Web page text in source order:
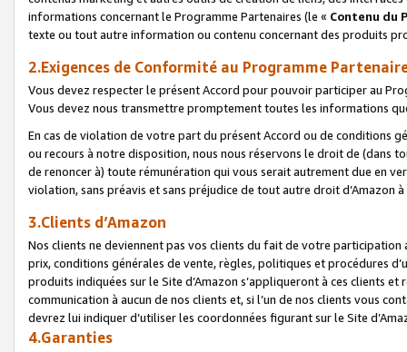
informations concernant le Programme Partenaires (le « Contenu du
texte ou tout autre information ou contenu concernant des produits
2.Exigences de Conformité au Programme
Vous devez respecter le présent Accord pour pouvoir participer au
Vous devez nous transmettre promptement toutes les informations
En cas de violation de votre part du présent Accord ou de conditions
ou recours à notre disposition, nous nous réservons le droit de (dans
de renoncer à) toute rémunération qui vous serait autrement due en
violation, sans préavis et sans préjudice de tout autre droit
3.Clients d’Amazon
Nos clients ne deviennent pas vos clients du fait de votre
prix, conditions générales de vente, règles, politiques et procédures
produits indiquées sur le Site d’Amazon s’appliqueront à ces clients
communication à aucun de nos clients et, si l’un de nos clients vous
devrez lui indiquer d’utiliser les coordonnées figurant sur le Site
4.Garanties